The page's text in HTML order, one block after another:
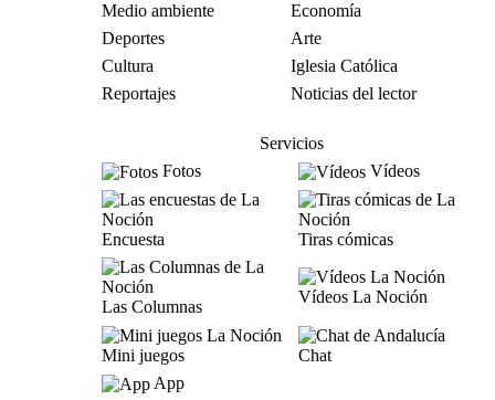
Medio ambiente
Economía
Deportes
Arte
Cultura
Iglesia Católica
Reportajes
Noticias del lector
Servicios
Fotos
Vídeos
Encuesta Tiras cómicas
Las Columnas
Vídeos La Noción
Mini juegos
Chat
App